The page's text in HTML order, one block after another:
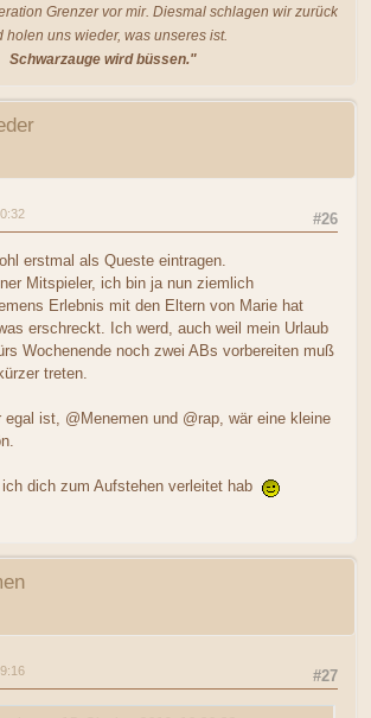
Grenzer vor mir. Diesmal schlagen wir zurück
holen uns wieder, was unseres ist.
Schwarzauge wird büssen."
#26
erstmal als Queste eintragen.
Mitspieler, ich bin ja nun ziemlich
Erlebnis mit den Eltern von Marie hat
erschreckt. Ich werd, auch weil mein Urlaub
Wochenende noch zwei ABs vorbereiten muß
treten.
egal ist, @Menemen und @rap, wär eine kleine
dich zum Aufstehen verleitet hab
#27